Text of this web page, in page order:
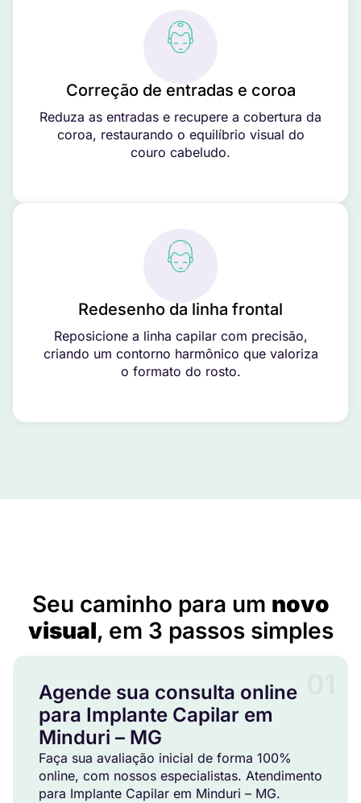
Correção de entradas e coroa
Reduza as entradas e recupere a cobertura da
coroa, restaurando o equilíbrio visual do
couro cabeludo.
Redesenho da linha frontal
Reposicione a linha capilar com precisão,
criando um contorno harmônico que valoriza
o formato do rosto.
Seu caminho para um novo
visual, em 3 passos simples
Agende sua consulta online
para Implante Capilar em
Minduri – MG
Faça sua avaliação inicial de forma 100%
online, com nossos especialistas. Atendimento
para Implante Capilar em Minduri – MG.